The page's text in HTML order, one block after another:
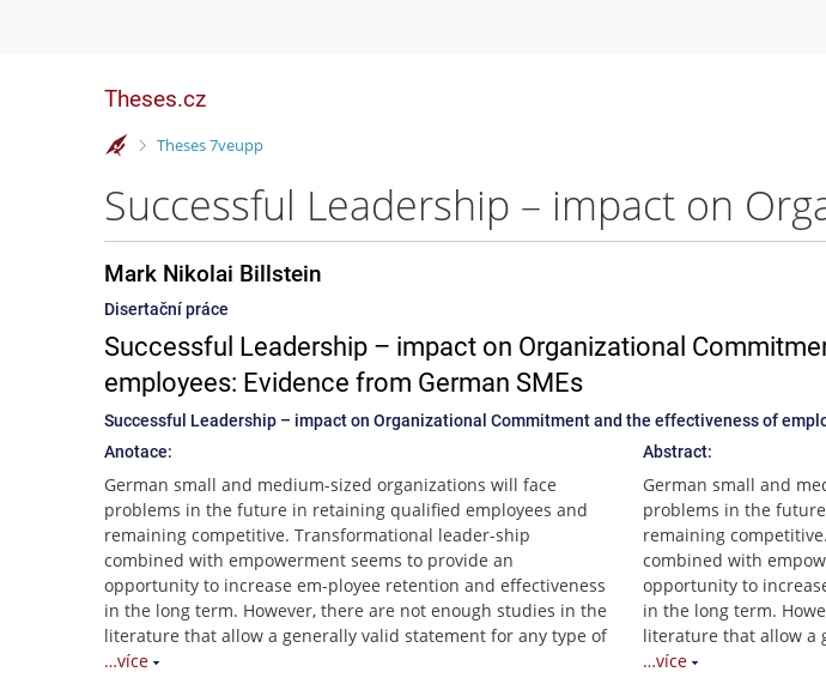
Theses.cz
>
Theses 7veupp
Mark Nikolai Billstein
Disertační práce
Successful Leadership – impact on Organizational
employees: Evidence from German SMEs
Successful Leadership – impact on Organizational Commitment and the effectiveness of
Anotace:
German small and medium-sized organizations will face
problems in the future in retaining qualified employees and
remaining competitive. Transformational leader-ship
combined with empowerment seems to provide an
opportunity to increase em-ployee retention and effectiveness
in the long term. However, there are not enough studies in the
literature that allow a generally valid statement for any type of
…více
Abstract:
German small and
problems in the
remaining
combined with
opportunity to
in the long term.
literature that allow a
…více